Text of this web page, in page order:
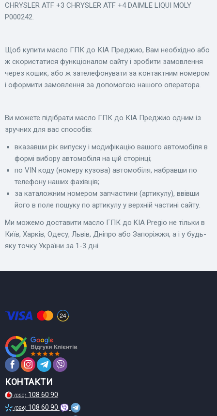
CHRYSLER ATF +3 CHRYSLER ATF +4 DAIMLE LIQUI MOLY
P000242.
Щоб купити масло ГПК до КІА Преджио, Вам необхідно або
ж скористатися функціоналом сайту і зробити замовлення
через кошик, або ж зателефонувати за контактним номером
і оформити замовлення за допомогою нашого оператора.
Ви можете підібрати масло ГПК до КІА Преджио одним із
зручних для вас способів:
вказавши рік випуску і модифікацію вашого автомобіля в
формі вибору автомобіля на цій сторінці;
по VIN коду (номеру кузова) автомобіля, набравши по
телефону наших фахівців;
за каталожним номером запчастини (артикулу), ввівши
його в поле пошуку по артикулу у верхній частині сайту.
Ми можемо доставити масло ГПК до KIA Pregio не тільки в
Київ, Харків, Одесу, Львів, Дніпро або Запоріжжя, а і у будь-
яку точку України за 1-3 дні.
КОНТАКТИ
(050) 108 60 90
(096) 108 60 90